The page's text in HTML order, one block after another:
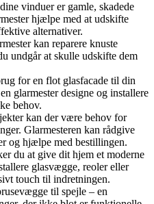
vinduer er gamle, skadede
hjælpe med at udskifte
alternativer.
kan reparere knuste
undgår at skulle udskifte dem
for en flot glasfacade til din
glarmester designe og installere
behov.
kan der være behov for
Glarmesteren kan rådgive
og hjælpe med bestillingen.
du at give dit hjem et moderne
glasvægge, reoler eller
touch til indretningen.
til spejle – en